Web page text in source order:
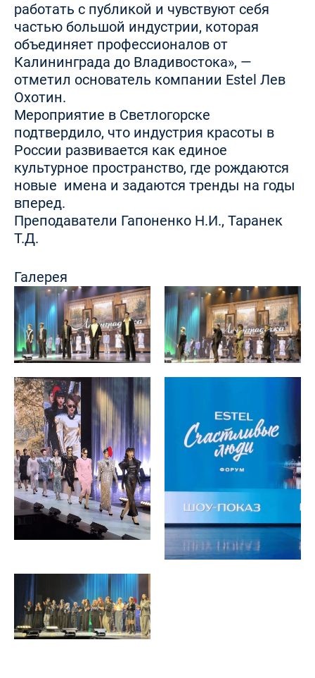
работать с публикой и чувствуют себя
частью большой индустрии, которая
объединяет профессионалов от
Калининграда до Владивостока», —
отметил основатель компании Estel Лев
Охотин.
Мероприятие в Светлогорске
подтвердило, что индустрия красоты в
России развивается как единое
культурное пространство, где рождаются
новые имена и задаются тренды на годы
вперед.
Преподаватели Гапоненко Н.И., Таранек
Т.Д.
Галерея